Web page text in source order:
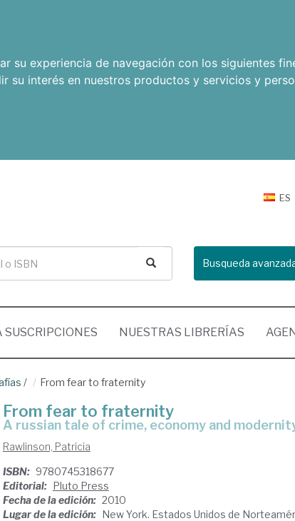
su experiencia de navegación con los siguientes
su interés en nuestros productos y servicios y
ES
Busqueda
SUSCRIPCIONES NUESTRAS LIBRERÍAS
/ From fear to fraternity
From fear to fraternity
a russian tale of crime, economy and
Rawlinson, Patricia
ISBN: 9780745318677
Editorial: Pluto Press
Fecha de la edición: 2010
Lugar de la edición: New York. Estados Unidos de